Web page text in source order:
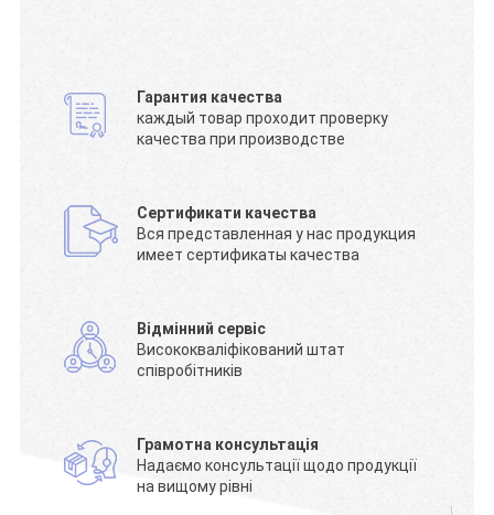
Гарантия качества
каждый товар проходит проверку
качества при производстве
Сертификати качества
Вся представленная у нас продукция
имеет сертификаты качества
Відмінний сервіс
Висококваліфікований штат
співробітників
Грамотна консультація
Надаємо консультації щодо продукції
на вищому рівні